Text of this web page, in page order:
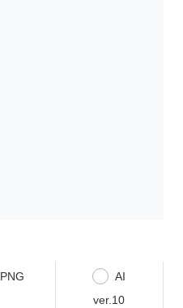
PNG
AI
ver.10